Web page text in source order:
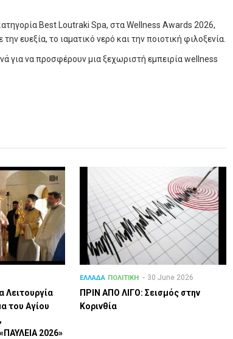
Best Loutraki Spa, στα Wellness Awards 2026,
ευεξία, το ιαματικό νερό και την ποιοτική φιλοξενία.
για να προσφέρουν μια ξεχωριστή εμπειρία wellness
Λειτουργία
του Αγίου
2026»
ΕΛΛΑΔΑ ΠΟΛΙΤΙΚΗ 30 June 2026
ΠΡΙΝ ΑΠΟ ΛΙΓO: Σεισμός στην
Κορινθία